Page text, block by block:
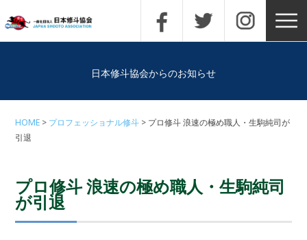
日本修斗協会からのお知らせ
HOME プロフェッショナル修斗
プロ修斗 浪速の極め職人・生駒純司が
引退
プロ修斗 浪速の極め職人・生駒純司
が引退